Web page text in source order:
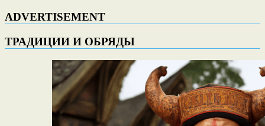
ADVERTISEMENT
ТРАДИЦИИ И ОБРЯДЫ